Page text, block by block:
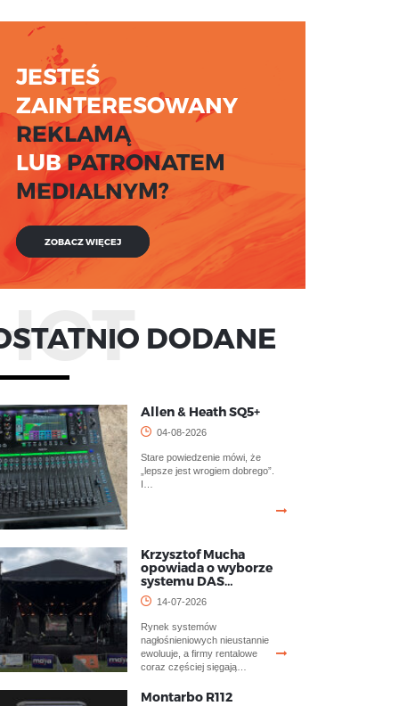
JESTEŚ
ZAINTERESOWANY
REKLAMĄ
LUBPATRONATEM
MEDIALNYM?
ZOBACZ WIĘCEJ
DODANE
Allen & Heath SQ5+
04-08-2026
Stare powiedzenie mówi, że
„lepsze jest wrogiem dobrego”.
I…
Krzysztof Mucha
opowiada o wyborze
systemu DAS…
14-07-2026
Rynek systemów
nagłośnieniowych nieustannie
ewoluuje, a firmy rentalowe
coraz częściej sięgają…
Montarbo R112